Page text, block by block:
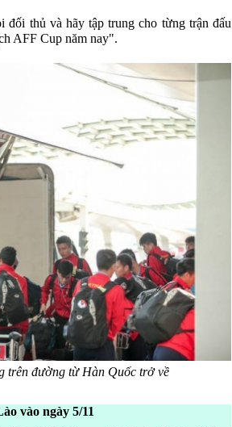
đối thủ và hãy tập trung cho từng trận đấu
AFF Cup năm nay".
trên đường từ Hàn Quốc trở về
vào ngày 5/11